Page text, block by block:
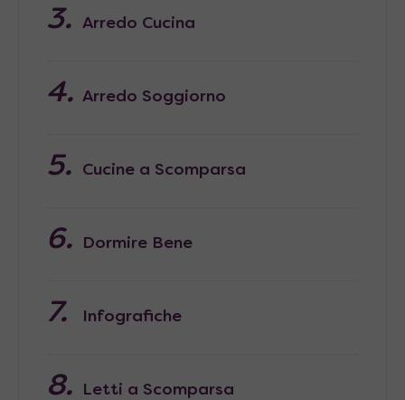
Arredo Cucina
Arredo Soggiorno
Cucine a Scomparsa
Dormire Bene
Infografiche
Letti a Scomparsa